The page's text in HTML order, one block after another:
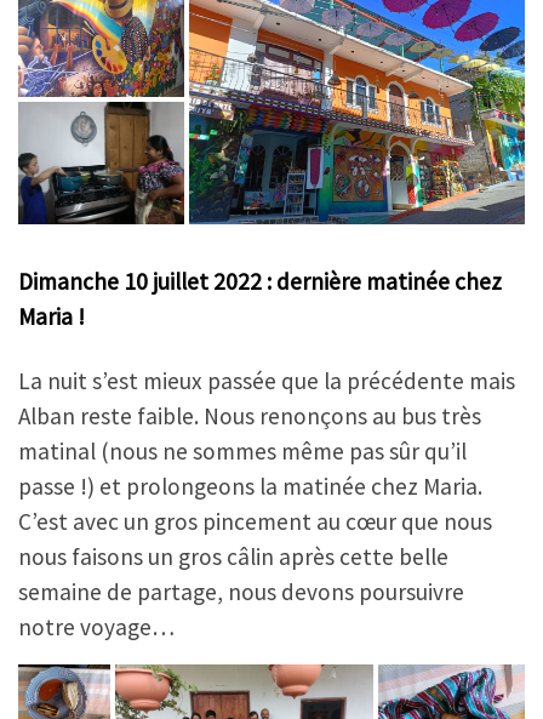
Dimanche 10 juillet 2022 : dernière matinée chez
Maria !
La nuit s’est mieux passée que la précédente mais
Alban reste faible. Nous renonçons au bus très
matinal (nous ne sommes même pas sûr qu’il
passe !) et prolongeons la matinée chez Maria.
C’est avec un gros pincement au cœur que nous
nous faisons un gros câlin après cette belle
semaine de partage, nous devons poursuivre
notre voyage…